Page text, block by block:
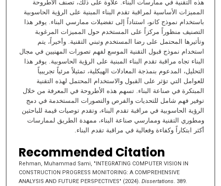
هذه التقنية في ممارسات البناء. علاوة على ذلك، تصنف الأطروحة
المميزات الأساسية لمراقبة تقدم البناء المبنية على الرؤية الحاسوبية
باستخدام نموذج كانو، استناداً إلى تفضيلات ممارسي البناء. يوفر هذا
التصنيف منظوراً مركزاً على المستخدم حول المميزات المرغوبة
وتأثيرها المحتمل على رضا المستخدم وتبني التقنية. وأخيراً، يتم
استخدام نموذج قبول التقنية الموسع لفهم تصورات المهنيين في مجال
البناء تجاه مراقبة تقدم البناء المبنية على الرؤية الحاسوبية. يوفر هذا
التحليل، المدعوم بنمذجة المعادلات الهيكلية، تمثيلاً مرئياً تجريبياً
للعوامل التي تؤثر على القبول والاستخدام المحتمل لهذه التقنية
المبتكرة في صناعة البناء. تسهم هذه الأطروحة في المعرفة من خلال
توفير فهم شامل للتحديات والفرص والتصورات المستخدمة في دمج
الرؤية الحاسوبية في مراقبة تقدم البناء، وتقدم توصيات قيمة للباحثين
ومطوري التقنية وممارسي صناعة البناء، ممهدة الطريق لممارسات
أكثر ابتكاراً وكفاءة وفعالية في مراقبة تقدم البناء.
Recommended Citation
Rehman, Muhammad Sami, "INTEGRATING COMPUTER VISION IN
CONSTRUCTION PROGRESS MONITORING: A COMPREHENSIVE
ANALYSIS AND FUTURE PERSPECTIVES" (2024). Dissertations . 389.